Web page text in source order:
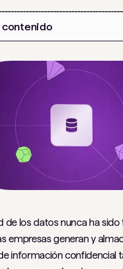
de los datos nunca ha sido
empresas generan y
información confidencial
contenido